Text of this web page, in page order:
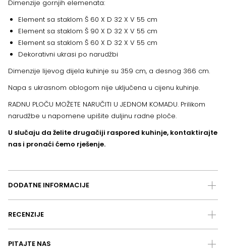
Dimenzije gornjih elemenata:
Element sa staklom Š 60 X D 32 X V 55 cm
Element sa staklom Š 90 X D 32 X V 55 cm
Element sa staklom Š 60 X D 32 X V 55 cm
Dekorativni ukrasi po narudžbi
Dimenzije lijevog dijela kuhinje su 359 cm, a desnog 366 cm.
Napa s ukrasnom oblogom nije uključena u cijenu kuhinje.
RADNU PLOČU MOŽETE NARUČITI U JEDNOM KOMADU. Prilikom
narudžbe u napomene upišite duljinu radne ploče.
U slučaju da želite drugačiji raspored kuhinje, kontaktirajte
nas i pronaći ćemo rješenje.
DODATNE INFORMACIJE
RECENZIJE
PITAJTE NAS